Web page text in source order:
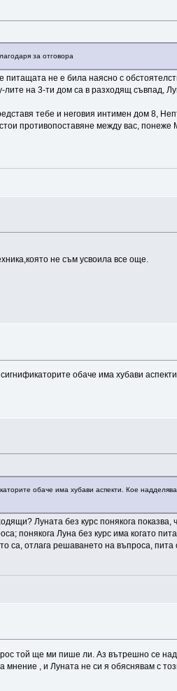
за отговора
не е била наясно с
на 3-ти дом са в разходящ съвпад,
тебе и неговия интимен дом 8,
противопоставяне между вас,
не съм усвоила все още.
обаче има хубави
обаче има хубави аспекти. Кое
Луната без курс понякога показва,
понякога Луна без курс има когато
са, отлага решаването на въпроса, пита
той ще ми пише ли. Аз вътрешно се
, и Луната не си я обяснявам с